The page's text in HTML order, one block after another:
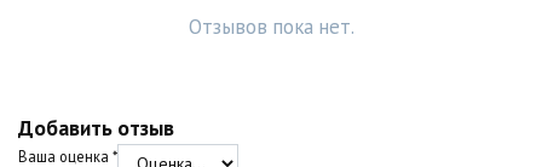
Отзывов пока нет.
Добавить отзыв
Ваша оценка *